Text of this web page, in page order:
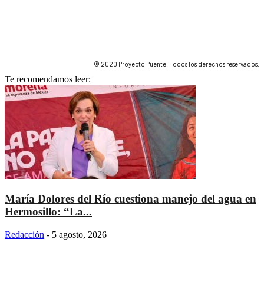
© 2020 Proyecto Puente. Todos los derechos reservados.
Te recomendamos leer:
María Dolores del Río cuestiona manejo del agua en
Hermosillo: “La...
Redacción - 5 agosto, 2026